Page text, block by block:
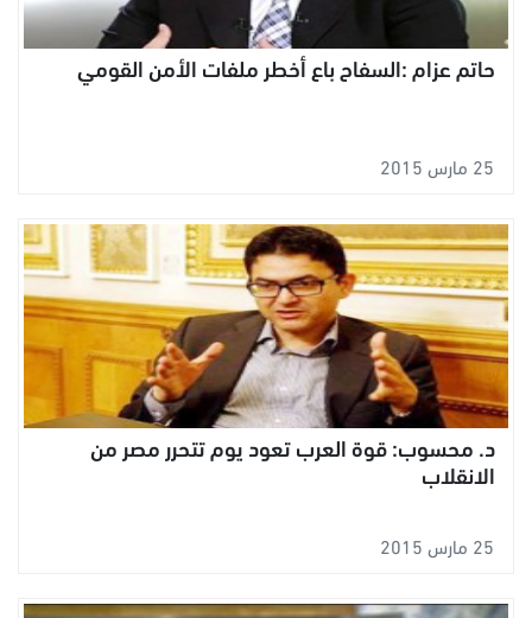
حاتم عزام :السفاح باع أخطر ملفات الأمن القومي
25 مارس 2015
د. محسوب: قوة العرب تعود يوم تتحرر مصر من
الانقلاب
25 مارس 2015